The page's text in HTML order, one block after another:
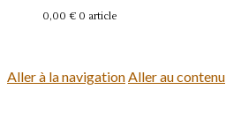
0,00 € 0 article
Aller à la navigationAller au contenu